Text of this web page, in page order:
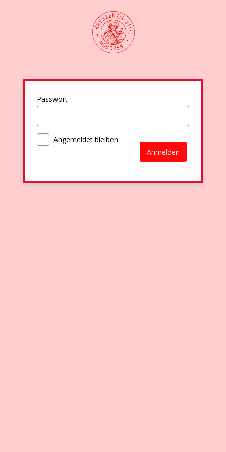
Passwort
Angemeldet bleiben